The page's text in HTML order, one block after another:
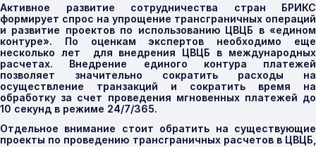
Активное развитие сотрудничества стран БРИКС
формирует спрос на упрощение трансграничных операций
и развитие проектов по использованию ЦВЦБ в «едином
контуре». По оценкам экспертов необходимо еще
несколько лет для внедрения ЦВЦБ в международных
расчетах. Внедрение единого контура платежей
позволяет значительно сократить расходы на
осуществление транзакций и сократить время на
обработку за счет проведения мгновенных платежей до
10 секунд в режиме 24/7/365.
Отдельное внимание стоит обратить на существующие
проекты по проведению трансграничных расчетов в ЦВЦБ,